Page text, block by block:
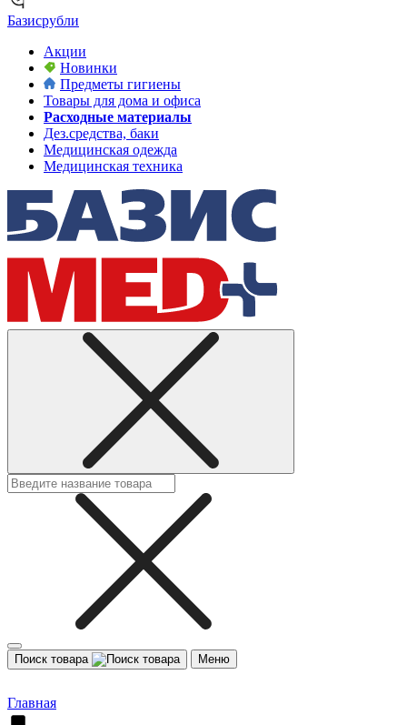
Базисрубли
Акции
Новинки
Предметы гигиены
Товары для дома и офиса
Расходные материалы
Дез.средства, баки
Медицинская одежда
Медицинская техника
Поиск товара Меню
Главная